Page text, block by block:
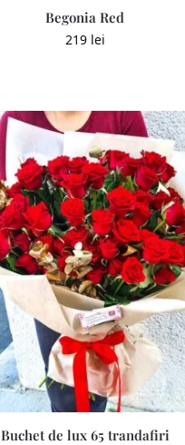
Begonia Red
219 lei
Buchet de lux 65 trandafiri